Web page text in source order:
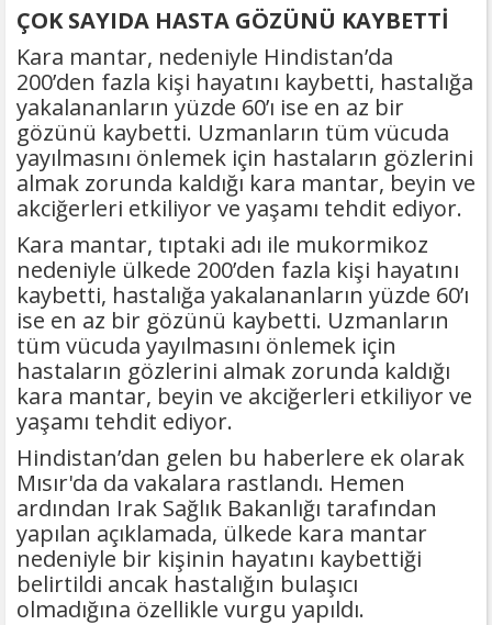
ÇOK SAYIDA HASTA GÖZÜNÜ KAYBETTİ
Kara mantar, nedeniyle Hindistan’da
200’den fazla kişi hayatını kaybetti, hastalığa
yakalananların yüzde 60’ı ise en az bir
gözünü kaybetti. Uzmanların tüm vücuda
yayılmasını önlemek için hastaların gözlerini
almak zorunda kaldığı kara mantar, beyin ve
akciğerleri etkiliyor ve yaşamı tehdit ediyor.
Kara mantar, tıptaki adı ile mukormikoz
nedeniyle ülkede 200’den fazla kişi hayatını
kaybetti, hastalığa yakalananların yüzde 60’ı
ise en az bir gözünü kaybetti. Uzmanların
tüm vücuda yayılmasını önlemek için
hastaların gözlerini almak zorunda kaldığı
kara mantar, beyin ve akciğerleri etkiliyor ve
yaşamı tehdit ediyor.
Hindistan’dan gelen bu haberlere ek olarak
Mısır'da da vakalara rastlandı. Hemen
ardından Irak Sağlık Bakanlığı tarafından
yapılan açıklamada, ülkede kara mantar
nedeniyle bir kişinin hayatını kaybettiği
belirtildi ancak hastalığın bulaşıcı
olmadığına özellikle vurgu yapıldı.